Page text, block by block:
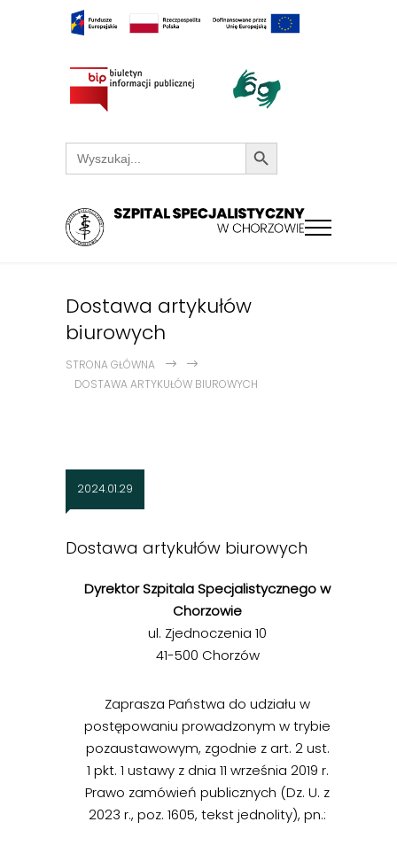
Search
for:
Search Button
Dostawa artykułów
biurowych
STRONA GŁÓWNA
DOSTAWA ARTYKUŁÓW BIUROWYCH
2024.01.29
Dostawa artykułów biurowych
Dyrektor Szpitala Specjalistycznego w
Chorzowie
ul. Zjednoczenia 10
41-500 Chorzów
Zaprasza Państwa do udziału w
postępowaniu prowadzonym w trybie
pozaustawowym, zgodnie z art. 2 ust.
1 pkt. 1 ustawy z dnia 11 września 2019 r.
Prawo zamówień publicznych (Dz. U. z
2023 r., poz. 1605, tekst jednolity), pn.: